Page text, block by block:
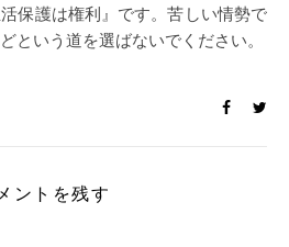
保護は権利』です。苦しい情勢で
という道を選ばないでください。
ントを残す